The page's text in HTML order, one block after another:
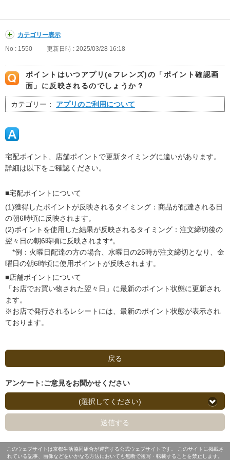
カテゴリー表示
No : 1550
更新日時 : 2025/03/28 16:18
ポイントはいつアプリ(eフレンズ)の「ポイント確認画
面」に反映されるのでしょうか？
カテゴリー： アプリのご利用について
宅配ポイント、店舗ポイントで更新タイミングに違いがあります。
詳細は以下をご確認ください。
■宅配ポイントについて
(1)獲得したポイントが反映されるタイミング：商品が配達される日
の朝6時頃に反映されます。
(2)ポイントを使用した結果が反映されるタイミング：注文締切後の
翌々日の朝6時頃に反映されます*。
*例：火曜日配達の方の場合、水曜日の25時が注文締切となり、金
曜日の朝6時頃に使用ポイントが反映されます。
■店舗ポイントについて
「お店でお買い物された翌々日」に最新のポイント状態に更新され
ます。
※お店で発行されるレシートには、最新のポイント状態が表示され
ております。
戻る
アンケート:ご意見をお聞かせください
(選択してください)
送信する
このウェブサイトは京都生活協同組合が運営する公式ウェブサイトです。 このサイトに掲載さ
れている記事、画像などをいかなる方法においても無断で複写・転載することを禁止します。